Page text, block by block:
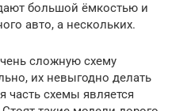
большой ёмкостью и
авто, а нескольких.
сложную схему
их невыгодно делать
часть схемы является